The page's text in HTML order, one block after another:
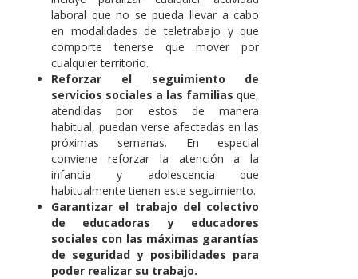
laboral que no se pueda llevar a cabo
en modalidades de teletrabajo y que
comporte tenerse que mover por
cualquier territorio.
Reforzar el seguimiento de
servicios sociales a las familias que,
atendidas por estos de manera
habitual, puedan verse afectadas en las
próximas semanas. En especial
conviene reforzar la atención a la
infancia y adolescencia que
habitualmente tienen este seguimiento.
Garantizar el trabajo del colectivo
de educadoras y educadores
sociales con las máximas garantías
de seguridad y posibilidades para
poder realizar su trabajo.